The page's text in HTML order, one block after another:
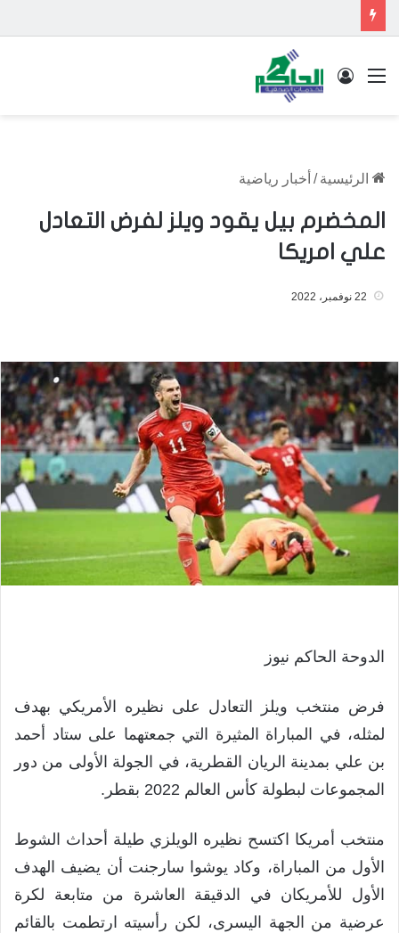
القائمة تسجيل الدخول
الرئيسية / أخبار رياضية
المخضرم بيل يقود ويلز لفرض التعادل
علي امريكا
22 نوفمبر، 2022
الدوحة الحاكم نيوز
فرض منتخب ويلز التعادل على نظيره الأمريكي بهدف
لمثله، في المباراة المثيرة التي جمعتهما على ستاد أحمد
بن علي بمدينة الريان القطرية، في الجولة الأولى من دور
المجموعات لبطولة كأس العالم 2022 بقطر.
منتخب أمريكا اكتسح نظيره الويلزي طيلة أحداث الشوط
الأول من المباراة، وكاد يوشوا سارجنت أن يضيف الهدف
الأول للأمريكان في الدقيقة العاشرة من متابعة لكرة
عرضية من الجهة اليسرى، لكن رأسيته ارتطمت بالقائم